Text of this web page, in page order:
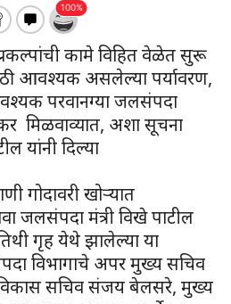
कामे विहित वेळेत सुरू
आवश्यक असलेल्या पर्यावरण,
परवानग्या जलसंपदा
मिळवाव्यात, अशा सूचना
यांनी दिल्या
गोदावरी खोऱ्यात
जलसंपदा मंत्री विखे पाटील
गृह येथे झालेल्या या
विभागाचे अपर मुख्य सचिव
सचिव संजय बेलसरे, मुख्य